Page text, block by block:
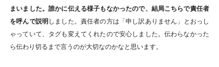
まいました。誰かに伝える様子もなかったので、結局こちらで責任者
を呼んで説明しました。責任者の方は「申し訳ありません」とおっし
ゃっていて、タグも変えてくれたので安心しました。伝わらなかった
ら伝わり切るまで言うのが大切なのかなと思います。